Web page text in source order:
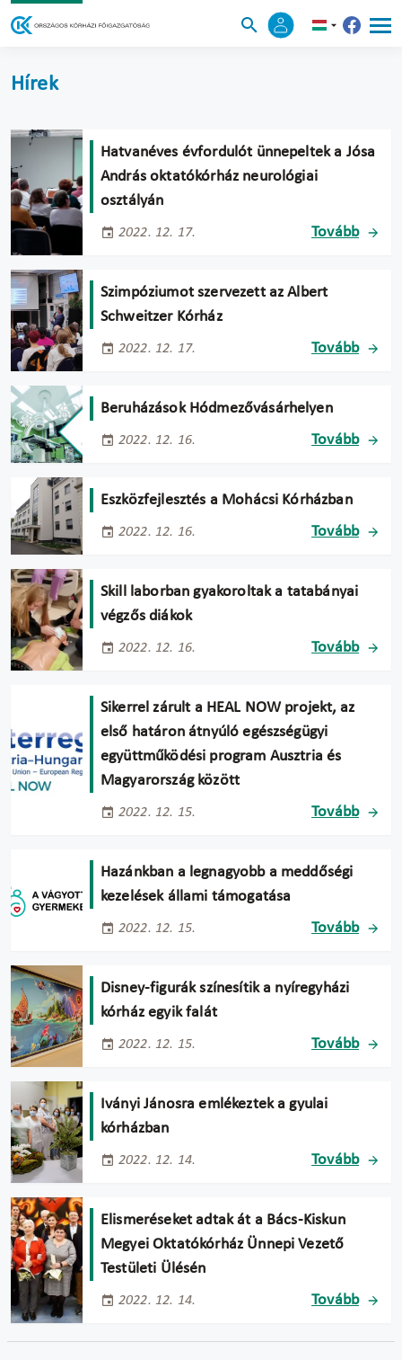
Hírek
Hatvanéves évfordulót ünnepeltek a Jósa
András oktatókórház neurológiai
osztályán
2022. 12. 17. Tovább
Szimpóziumot szervezett az Albert
Schweitzer Kórház
2022. 12. 17. Tovább
Beruházások Hódmezővásárhelyen
2022. 12. 16. Tovább
Eszközfejlesztés a Mohácsi Kórházban
2022. 12. 16. Tovább
Skill laborban gyakoroltak a tatabányai
végzős diákok
2022. 12. 16. Tovább
Sikerrel zárult a HEAL NOW projekt, az
első határon átnyúló egészségügyi
együttműködési program Ausztria és
Magyarország között
2022. 12. 15. Tovább
Hazánkban a legnagyobb a meddőségi
kezelések állami támogatása
2022. 12. 15. Tovább
Disney-figurák színesítik a nyíregyházi
kórház egyik falát
2022. 12. 15. Tovább
Iványi Jánosra emlékeztek a gyulai
kórházban
2022. 12. 14. Tovább
Elismeréseket adtak át a Bács-Kiskun
Megyei Oktatókórház Ünnepi Vezető
Testületi Ülésén
2022. 12. 14. Tovább